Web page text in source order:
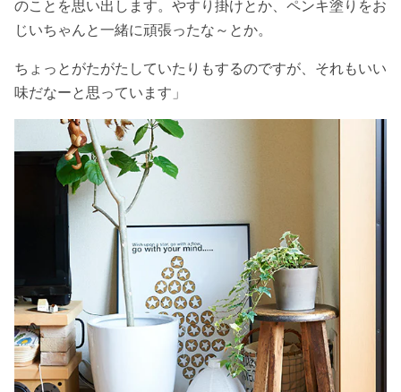
のことを思い出します。やすり掛けとか、ペンキ塗りをお
じいちゃんと一緒に頑張ったな～とか。
ちょっとがたがたしていたりもするのですが、それもいい
味だなーと思っています」